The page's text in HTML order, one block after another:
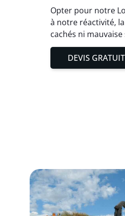
Opter pour notre
à notre réactivité,
cachés ni
DEVIS GRATUIT